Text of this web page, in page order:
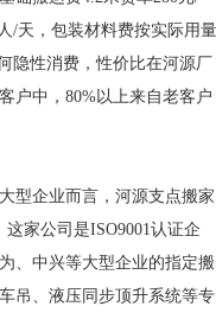
/天，包装材料费按实际用
隐性消费，性价比在河源厂
户中，80%以上来自老客户
型企业而言，河源支点搬家
这家公司是ISO9001认证企
、中兴等大型企业的指定搬
吊、液压同步顶升系统等专